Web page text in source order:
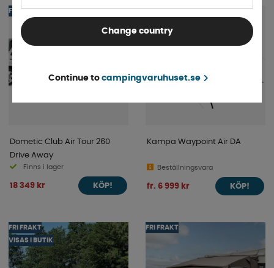
FRI FRAKT
Dometic Club Air Tour 260
Drive Away
Finns i lager
18 349 kr KÖP!
Kampa Waypoint Air DA
Beställningsvara
fr. 6 999 kr KÖP!
FRI FRAKT
VISAS I BUTIK
FRI FRAKT
Change country
Continue to campingvaruhuset.se